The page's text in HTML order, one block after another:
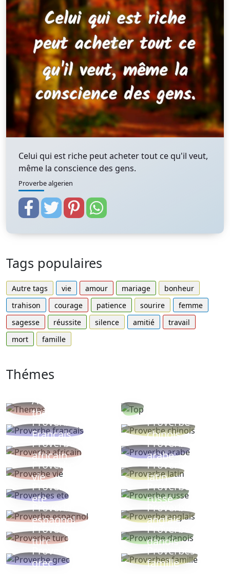
Celui qui est riche peut acheter tout ce qu'il veut,
même la conscience des gens.
Proverbe algerien
Tags populaires
Autre tags vie amour mariage
bonheur
trahison
courage patience sourire
femme
sagesse
réussite silence amitié
travail
mort
famille
Thémes
Autres
thèmes
Proverbe
Français
Proverbe
chinois
Proverbe
africain
Proverbe
arabe
Proverbe
vie
Proverbe
latin
Proverbes
ete
Proverbe
russe
Proverbe
espagnol
Proverbe
anglais
Proverbe
turc
Proverbe
danois
Proverbe
grec
Proverbes
famille